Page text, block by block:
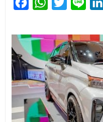
FacebookWhatsAppTwitterLine